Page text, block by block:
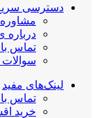
دسترسی
مشاوره
درباره
تماس با
سوالات
لینک‌های مفید
تماس
خرید